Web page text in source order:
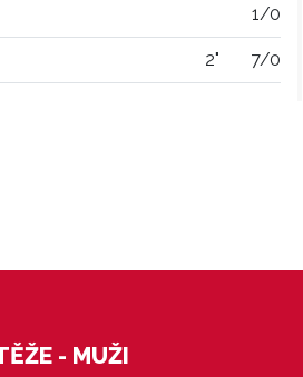
1/0
2" 7/0
- MUŽI